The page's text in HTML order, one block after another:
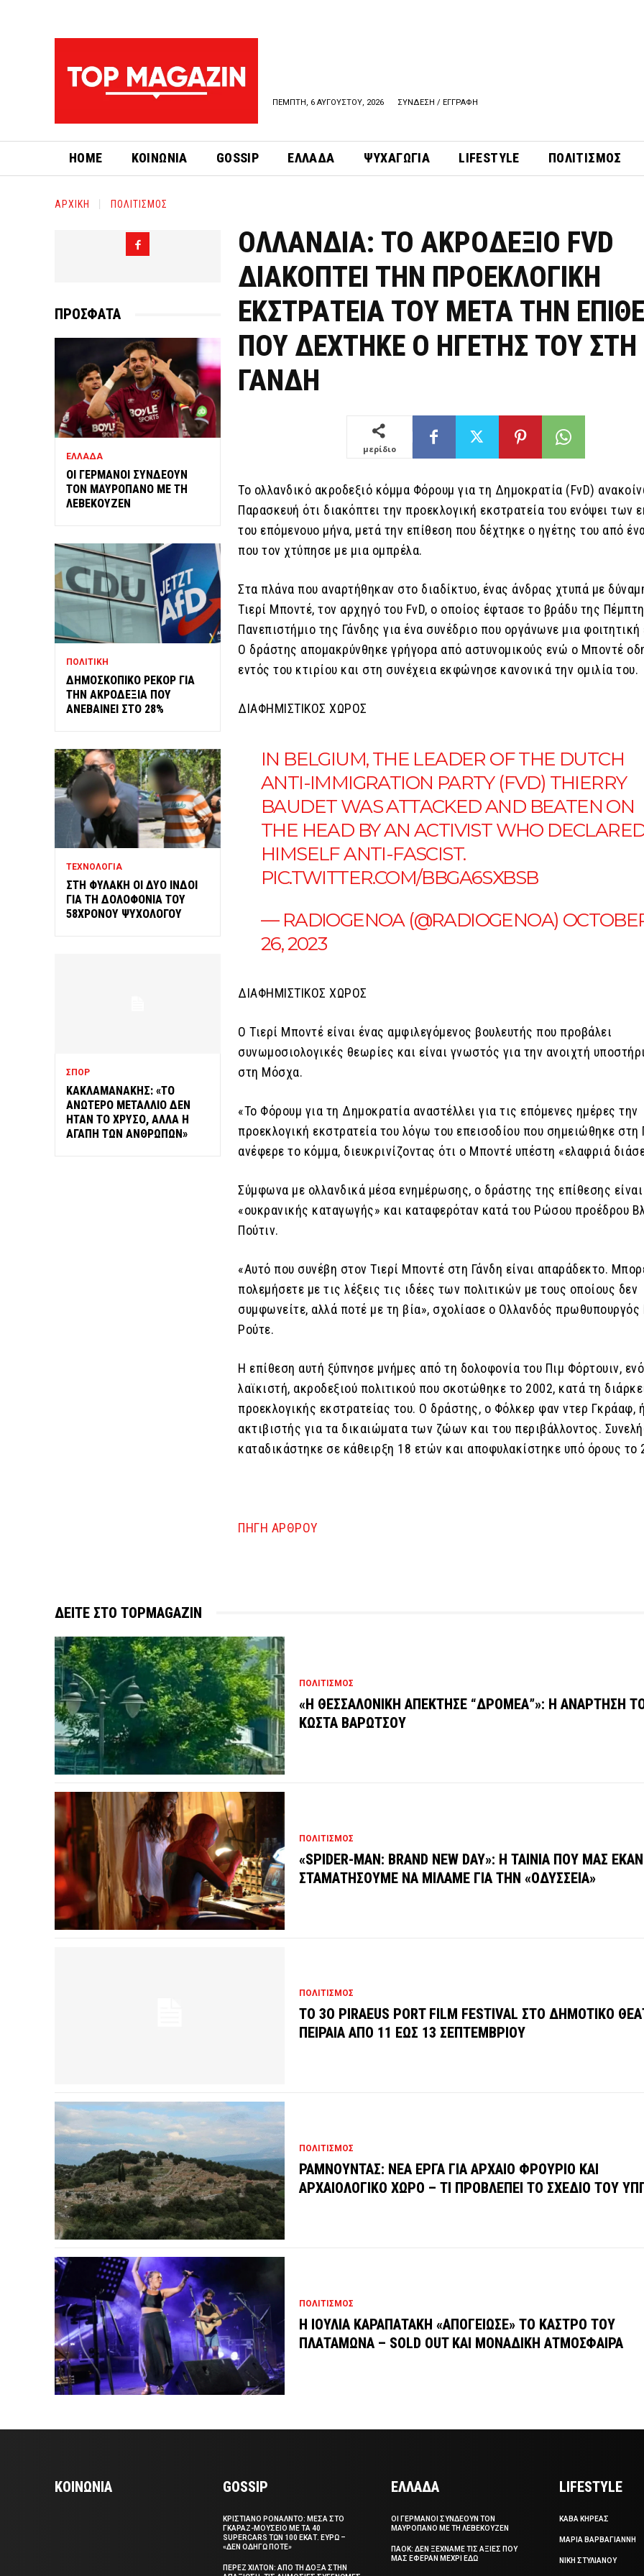
ΠΕΜΠΤΗ, 6 ΑΥΓΟΥΣΤΟΥ, 2026 ΣΥΝΔΕΣΗ / ΕΓΓΡΑΦΗ
HOME ΚΟΙΝΩΝΙΑ GOSSIP ΕΛΛΑΔΑ ΨΥΧΑΓΩΓΙΑ LIFESTYLE ΠΟΛΙΤΙΣΜΟΣ
ΑΡΧΙΚΗ ΠΟΛΙΤΙΣΜΟΣ
ΠΡΟΣΦΑΤΑ
ΕΛΛΑΔΑ
ΟΙ ΓΕΡΜΑΝΟΙ ΣΥΝΔΕΟΥΝ
ΤΟΝ ΜΑΥΡΟΠΑΝΟ ΜΕ ΤΗ
ΛΕΒΕΚΟΥΖΕΝ
ΠΟΛΙΤΙΚΗ
ΔΗΜΟΣΚΟΠΙΚΟ ΡΕΚΟΡ ΓΙΑ
ΤΗΝ ΑΚΡΟΔΕΞΙΑ ΠΟΥ
ΑΝΕΒΑΙΝΕΙ ΣΤΟ 28%
ΤΕΧΝΟΛΟΓΙΑ
ΣΤΗ ΦΥΛΑΚΗ ΟΙ ΔΥΟ ΙΝΔΟΙ
ΓΙΑ ΤΗ ΔΟΛΟΦΟΝΙΑ ΤΟΥ
58ΧΡΟΝΟΥ ΨΥΧΟΛΟΓΟΥ
ΣΠΟΡ
ΚΑΚΛΑΜΑΝΑΚΗΣ: «ΤΟ
ΑΝΩΤΕΡΟ ΜΕΤΑΛΛΙΟ ΔΕΝ
ΗΤΑΝ ΤΟ ΧΡΥΣΟ, ΑΛΛΑ Η
ΑΓΑΠΗ ΤΩΝ ΑΝΘΡΩΠΩΝ»
ΟΛΛΑΝΔΙΑ: ΤΟ ΑΚΡΟΔΕΞΙΟ FVD
ΔΙΑΚΟΠΤΕΙ ΤΗΝ ΠΡΟΕΚΛΟΓΙΚΗ
ΕΚΣΤΡΑΤΕΙΑ ΤΟΥ ΜΕΤΑ ΤΗΝ
ΠΟΥ ΔΕΧΤΗΚΕ Ο ΗΓΕΤΗΣ ΤΟΥ ΣΤΗ
ΓΑΝΔΗ
μερίδιο
Το ολλανδικό ακροδεξιό κόμμα Φόρουμ για τη Δημοκρατία (FvD)
Παρασκευή ότι διακόπτει την προεκλογική εκστρατεία του ενόψει των
του επόμενουο μήνα, μετά την επίθεση που δέχτηκε ο ηγέτης του από
που τον χτύπησε με μια ομπρέλα.
Στα πλάνα που αναρτήθηκαν στο διαδίκτυο, ένας άνδρας χτυπά με
Τιερί Μποντέ, τον αρχηγό του FvD, ο οποίος έφτασε το βράδυ της
Πανεπιστήμιο της Γάνδης για ένα συνέδριο που οργάνωνε μια
Ο δράστης απομακρύνθηκε γρήγορα από αστυνομικούς ενώ ο Μποντέ
εντός του κτιρίου και στη συνέχεια εκφώνησε κανονικά την ομιλία του.
ΔΙΑΦΗΜΙΣΤΙΚΟΣ ΧΩΡΟΣ
IN BELGIUM, THE LEADER OF THE DUTCH
ANTI-IMMIGRATION PARTY (FVD) THIERRY
BAUDET WAS ATTACKED AND BEATEN ON
THE HEAD BY AN ACTIVIST WHO
HIMSELF ANTI-FASCIST.
PIC.TWITTER.COM/BBGA6SXBSB
— RADIOGENOA (@RADIOGENOA)
26, 2023
ΔΙΑΦΗΜΙΣΤΙΚΟΣ ΧΩΡΟΣ
Ο Τιερί Μποντέ είναι ένας αμφιλεγόμενος βουλευτής που προβάλει
συνωμοσιολογικές θεωρίες και είναι γνωστός για την ανοιχτή
στη Μόσχα.
«Το Φόρουμ για τη Δημοκρατία αναστέλλει για τις επόμενες ημέρες την
προεκλογική εκστρατεία του λόγω του επεισοδίου που σημειώθηκε στη
ανέφερε το κόμμα, διευκρινίζοντας ότι ο Μποντέ υπέστη «ελαφριά
Σύμφωνα με ολλανδικά μέσα ενημέρωσης, ο δράστης της επίθεσης είναι
«ουκρανικής καταγωγής» και καταφερόταν κατά του Ρώσου προέδρου
Πούτιν.
«Αυτό που συνέβη στον Τιερί Μποντέ στη Γάνδη είναι απαράδεκτο.
πολεμήσετε με τις λέξεις τις ιδέες των πολιτικών με τους οποίους δεν
συμφωνείτε, αλλά ποτέ με τη βία», σχολίασε ο Ολλανδός
Ρούτε.
Η επίθεση αυτή ξύπνησε μνήμες από τη δολοφονία του Πιμ Φόρτουιν,
λαϊκιστή, ακροδεξιού πολιτικού που σκοτώθηκε το 2002, κατά τη
προεκλογικής εκστρατείας του. Ο δράστης, ο Φόλκερ φαν ντερ Γκράαφ,
ακτιβιστής για τα δικαιώματα των ζώων και του περιβάλλοντος.
καταδικάστηκε σε κάθειρξη 18 ετών και αποφυλακίστηκε υπό όρους το
ΠΗΓΗ ΑΡΘΡΟΥ
ΔΕΙΤΕ ΣΤΟ TOPMAGAZIN
ΠΟΛΙΤΙΣΜΟΣ
«Η ΘΕΣΣΑΛΟΝΙΚΗ ΑΠΕΚΤΗΣΕ “ΔΡΟΜΕΑ”»: Η ΑΝΑΡΤΗΣΗ
ΚΩΣΤΑ ΒΑΡΩΤΣΟΥ
ΠΟΛΙΤΙΣΜΟΣ
«SPIDER-MAN: BRAND NEW DAY»: Η ΤΑΙΝΙΑ ΠΟΥ ΜΑΣ
ΣΤΑΜΑΤΗΣΟΥΜΕ ΝΑ ΜΙΛΑΜΕ ΓΙΑ ΤΗΝ «ΟΔΥΣΣΕΙΑ»
ΠΟΛΙΤΙΣΜΟΣ
ΤΟ 3O PIRAEUS PORT FILM FESTIVAL ΣΤΟ ΔΗΜΟΤΙΚΟ
ΠΕΙΡΑΙΑ ΑΠΟ 11 ΕΩΣ 13 ΣΕΠΤΕΜΒΡΙΟΥ
ΠΟΛΙΤΙΣΜΟΣ
ΡΑΜΝΟΥΝΤΑΣ: ΝΕΑ ΕΡΓΑ ΓΙΑ ΑΡΧΑΙΟ ΦΡΟΥΡΙΟ ΚΑΙ
ΑΡΧΑΙΟΛΟΓΙΚΟ ΧΩΡΟ – ΤΙ ΠΡΟΒΛΕΠΕΙ ΤΟ ΣΧΕΔΙΟ ΤΟΥ
ΠΟΛΙΤΙΣΜΟΣ
Η ΙΟΥΛΙΑ ΚΑΡΑΠΑΤΑΚΗ «ΑΠΟΓΕΙΩΣΕ» ΤΟ ΚΑΣΤΡΟ ΤΟΥ
ΠΛΑΤΑΜΩΝΑ – SOLD OUT ΚΑΙ ΜΟΝΑΔΙΚΗ ΑΤΜΟΣΦΑΙΡΑ
ΚΟΙΝΩΝΙΑ GOSSIP
ΚΡΙΣΤΙΑΝΟ ΡΟΝΑΛΝΤΟ: ΜΕΣΑ ΣΤΟ
ΓΚΑΡΑΖ-ΜΟΥΣΕΙΟ ΜΕ ΤΑ 40
SUPERCARS ΤΩΝ 100 ΕΚΑΤ. ΕΥΡΩ –
«ΔΕΝ ΟΔΗΓΩ ΠΟΤΕ»
ΠΕΡΕΖ ΧΙΛΤΟΝ: ΑΠΟ ΤΗ ΔΟΞΑ ΣΤΗΝ
ΕΛΛΑΔΑ
ΟΙ ΓΕΡΜΑΝΟΙ ΣΥΝΔΕΟΥΝ ΤΟΝ
ΜΑΥΡΟΠΑΝΟ ΜΕ ΤΗ ΛΕΒΕΚΟΥΖΕΝ
ΠΑΟΚ: ΔΕΝ ΞΕΧΝΑΜΕ ΤΙΣ ΑΞΙΕΣ ΠΟΥ
ΜΑΣ ΕΦΕΡΑΝ ΜΕΧΡΙ ΕΔΩ
LIFESTYLE
ΚΑΒΑ ΚΗΡΕΑΣ
ΜΑΡΙΑ ΒΑΡΒΑΓΙΑΝΝΗ
ΝΙΚΗ ΣΤΥΛΙΑΝΟΥ